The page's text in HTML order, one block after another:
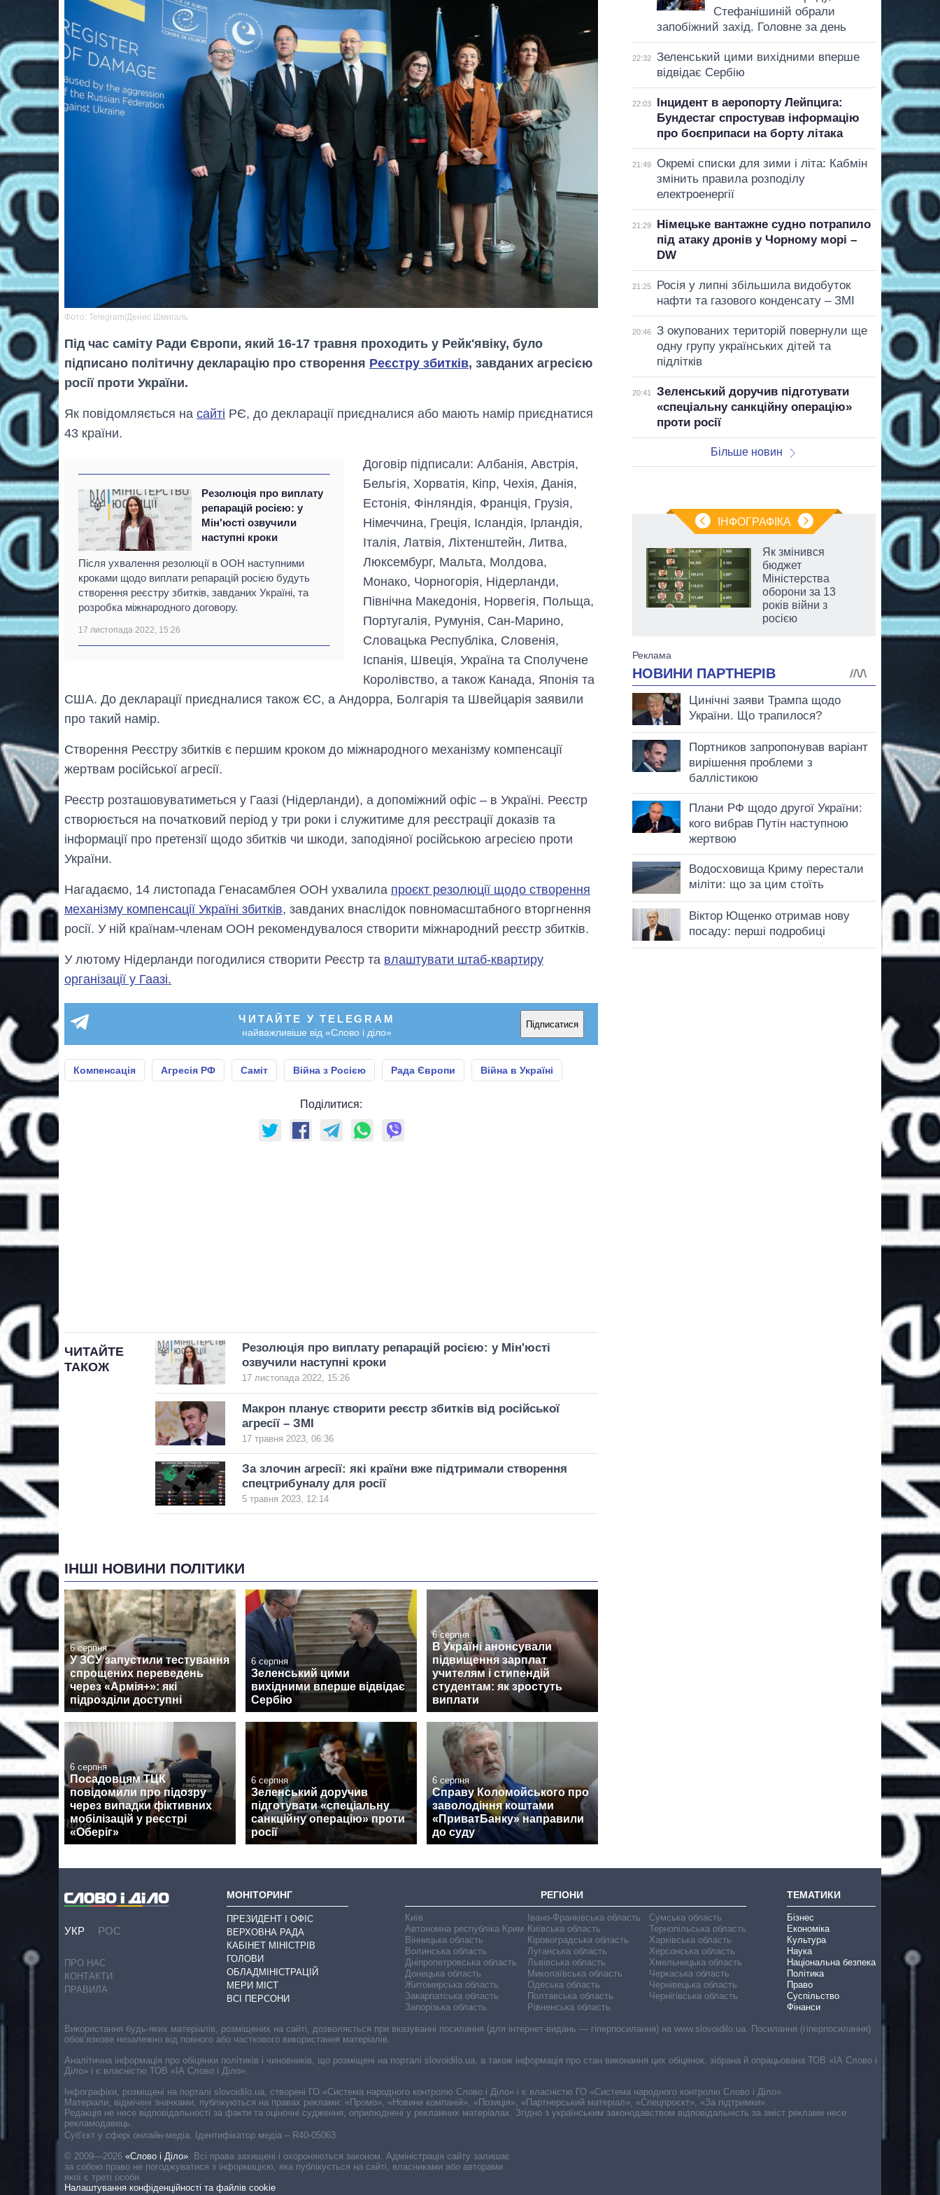
Фото: Telegram/Денис Шмигаль
Під час саміту Ради Європи, який 16-17 травня проходить у Рейк'явіку, було
підписано політичну декларацію про створення Реєстру збитків, завданих агресією
росії проти України.
Як повідомляється на сайті РЄ, до декларації приєдналися або мають намір приєднатися
43 країни.
Резолюція про виплату
репарацій росією: у
Мін'юсті озвучили
наступні кроки
Після ухвалення резолюції в ООН наступними
кроками щодо виплати репарацій росією будуть
створення реєстру збитків, завданих Україні, та
розробка міжнародного договору.
17 листопада 2022, 15:26
Договір підписали: Албанія, Австрія,
Бельгія, Хорватія, Кіпр, Чехія, Данія,
Естонія, Фінляндія, Франція, Грузія,
Німеччина, Греція, Ісландія, Ірландія,
Італія, Латвія, Ліхтенштейн, Литва,
Люксембург, Мальта, Молдова,
Монако, Чорногорія, Нідерланди,
Північна Македонія, Норвегія, Польща,
Португалія, Румунія, Сан-Марино,
Словацька Республіка, Словенія,
Іспанія, Швеція, Україна та Сполучене
Королівство, а також Канада, Японія та
США. До декларації приєдналися також ЄС, а Андорра, Болгарія та Швейцарія заявили
про такий намір.
Створення Реєстру збитків є першим кроком до міжнародного механізму компенсації
жертвам російської агресії.
Реєстр розташовуватиметься у Гаазі (Нідерланди), а допоміжний офіс – в Україні. Реєстр
створюється на початковий період у три роки і служитиме для реєстрації доказів та
інформації про претензії щодо збитків чи шкоди, заподіяної російською агресією проти
України.
Нагадаємо, 14 листопада Генасамблея ООН ухвалила проєкт резолюції щодо створення
механізму компенсації Україні збитків, завданих внаслідок повномасштабного вторгнення
росії. У ній країнам-членам ООН рекомендувалося створити міжнародний реєстр збитків.
У лютому Нідерланди погодилися створити Реєстр та влаштувати штаб-квартиру
організації у Гаазі.
ЧИТАЙТЕ У TELEGRAM
найважливіше від «Слово і діло»
Підписатися
Компенсація Агресія РФ Саміт Війна з Росією Рада Європи Війна в Україні
Поділитися:
ЧИТАЙТЕ
ТАКОЖ
Резолюція про виплату репарацій росією: у Мін'юсті
озвучили наступні кроки
17 листопада 2022, 15:26
Макрон планує створити реєстр збитків від російської
агресії – ЗМІ
17 травня 2023, 06:36
За злочин агресії: які країни вже підтримали створення
спецтрибуналу для росії
5 травня 2023, 12:14
ІНШІ НОВИНИ ПОЛІТИКИ
6 серпня
У ЗСУ запустили тестування
спрощених переведень
через «Армія+»: які
підрозділи доступні
6 серпня
Зеленський цими
вихідними вперше відвідає
Сербію
6 серпня
В Україні анонсували
підвищення зарплат
учителям і стипендій
студентам: як зростуть
виплати
6 серпня
Посадовцям ТЦК
повідомили про підозру
через випадки фіктивних
мобілізацій у реєстрі
«Оберіг»
6 серпня
Зеленський доручив
підготувати «спеціальну
санкційну операцію» проти
росії
6 серпня
Справу Коломойського про
заволодіння коштами
«ПриватБанку» направили
до суду
Стефанішиній обрали
запобіжний захід. Головне за день
22:32
Зеленський цими вихідними вперше
відвідає Сербію
22:03
Інцидент в аеропорту Лейпцига:
Бундестаг спростував інформацію
про боєприпаси на борту літака
21:49
Окремі списки для зими і літа: Кабмін
змінить правила розподілу
електроенергії
21:29
Німецьке вантажне судно потрапило
під атаку дронів у Чорному морі –
DW
21:25
Росія у липні збільшила видобуток
нафти та газового конденсату – ЗМІ
20:46
З окупованих територій повернули ще
одну групу українських дітей та
підлітків
20:41
Зеленський доручив підготувати
«спеціальну санкційну операцію»
проти росії
Більше новин
ІНФОГРАФІКА
Вісім масованих
ударів по Україні
за літо: Київ та
область стали
головною ціллю
рф
Як змінився
бюджет
Міністерства
оборони за 13
років війни з
росією
УКР РОС
ПРО НАС
КОНТАКТИ
ПРАВИЛА
МОНІТОРИНГ
ПРЕЗИДЕНТ І ОФІС
ВЕРХОВНА РАДА
КАБІНЕТ МІНІСТРІВ
ГОЛОВИ
ОБЛАДМІНІСТРАЦІЙ
МЕРИ МІСТ
ВСІ ПЕРСОНИ
РЕГІОНИ
Київ
Автономна республіка Крим
Вінницька область
Волинська область
Дніпропетровська область
Донецька область
Житомирська область
Закарпатська область
Запорізька область
Івано-Франківська область
Київська область
Кіровоградська область
Луганська область
Львівська область
Миколаївська область
Одеська область
Полтавська область
Рівненська область
Сумська область
Тернопільська область
Харківська область
Херсонська область
Хмельницька область
Черкаська область
Чернівецька область
Чернігівська область
ТЕМАТИКИ
Бізнес
Економіка
Культура
Наука
Національна безпека
Політика
Право
Суспільство
Фінанси
Cуб'єкт у сфері онлайн-медіа. Ідентифікатор медіа – R40-05063
© 2009—2026 «Слово і Діло» Всі права захищені і охороняються законом. Адміністрація сайту залишає
за собою право не погоджуватися з інформацією, яка публікується на сайті, власниками або авторами
якої є треті особи.
Налаштування конфіденційності та файлів cookie
Використання будь-яких матеріалів, розміщених на сайті, дозволяється при вказуванні посилання (для інтернет-видань — гіперпосилання) на www.slovoidilo.ua. Посилання (гіперпосилання)
обов’язкове незалежно від повного або часткового використання матеріалів.
Аналітична інформація про обіцянки політиків і чиновників, що розміщені на порталі slovoidilo.ua, а також інформація про стан виконання цих обіцянок, зібрана й опрацьована ТОВ «ІА Слово і
Діло» і є власністю ТОВ «ІА Слово і Діло».
Інфографіки, розміщені на порталі slovoidilo.ua, створені ГО «Система народного контролю Слово і Діло» і є власністю ГО «Система народного контролю Слово і Діло».
Матеріали, відмічені значками, публікуються на правах реклами: «Промо», «Новини компаній», «Позиція», «Партнерський матеріал», «Спецпроєкт», «За підтримки».
Редакція не несе відповідальності за факти та оціночні судження, оприлюднені у рекламних матеріалах. Згідно з українським законодавством відповідальність за зміст реклами несе
рекламодавець.